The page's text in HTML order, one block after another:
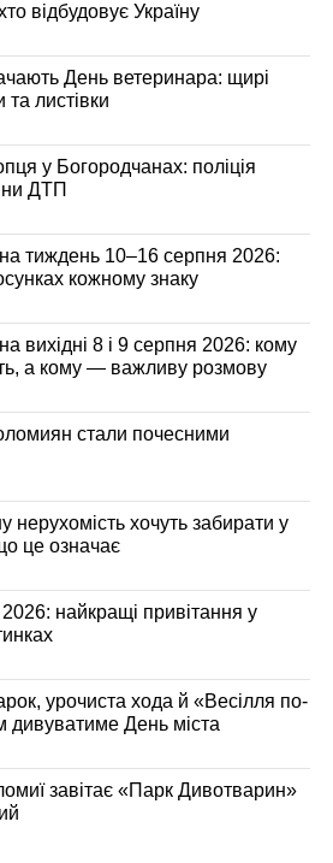
відбудовує Україну
День ветеринара: щирі
та листівки
у Богородчанах: поліція
ДТП
тиждень 10–16 серпня 2026:
кожному знаку
вихідні 8 і 9 серпня 2026: кому
а кому — важливу розмову
стали почесними
нерухомість хочуть забирати у
це означає
найкращі привітання у
урочиста хода й «Весілля по-
День міста
завітає «Парк Дивотварин»